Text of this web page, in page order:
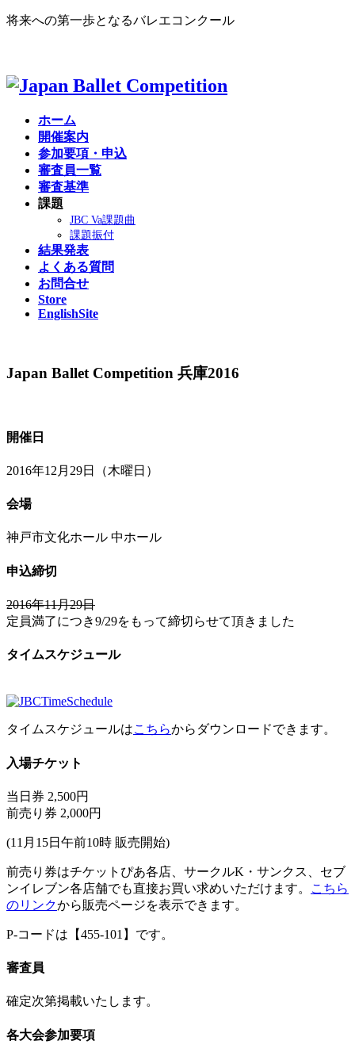
将来への第一歩となるバレエコンクール
ホーム
開催案内
参加要項・申込
審査員一覧
審査基準
課題
JBC Va課題曲
課題振付
結果発表
よくある質問
お問合せ
Store
EnglishSite
Japan Ballet Competition 兵庫2016
開催日
2016年12月29日（木曜日）
会場
神戸市文化ホール 中ホール
申込締切
2016年11月29日
定員満了につき9/29をもって締切らせて頂きました
タイムスケジュール
タイムスケジュールはこちらからダウンロードできます。
入場チケット
当日券 2,500円
前売り券 2,000円
(11月15日午前10時 販売開始)
前売り券はチケットぴあ各店、サークルK・サンクス、セブ
ンイレブン各店舗でも直接お買い求めいただけます。
こちら
のリンクから販売ページを表示できます。
P-コードは【455-101】です。
審査員
確定次第掲載いたします。
各大会参加要項